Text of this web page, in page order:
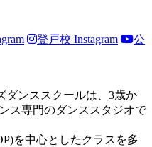
登戸校 Instagram
公
ダンススクールは、3歳か
ス専門のダンススタジオで
を中心としたクラスを多